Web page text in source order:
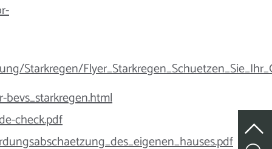
Starkregen/
check.pdf